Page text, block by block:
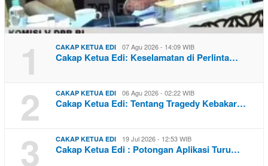
1 CAKAP KETUA EDI 07 Agu 2026 - 14:09 WIB
Cakap Ketua Edi: Keselamatan di Perlinta…
2 CAKAP KETUA EDI 06 Agu 2026 - 02:22 WIB
Cakap Ketua Edi: Tentang Tragedy Kebakar…
3 CAKAP KETUA EDI 19 Jul 2026 - 12:53 WIB
Cakap Ketua Edi : Potongan Aplikasi Turu…